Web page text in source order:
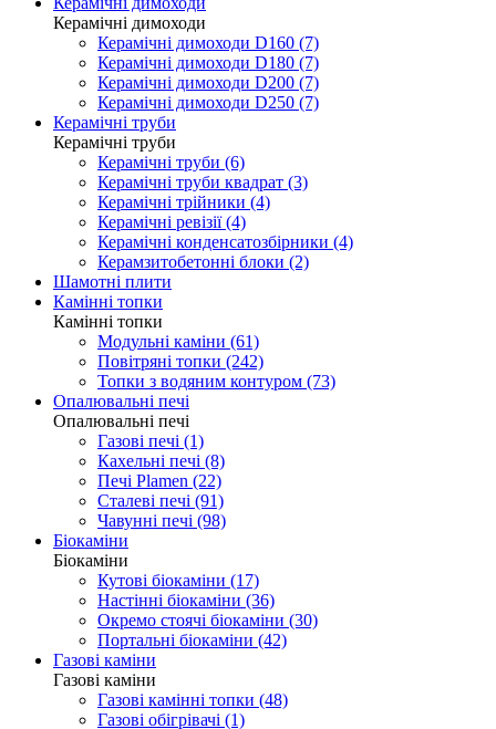
Керамічні димоходи
Керамічні димоходи D160 (7)
Керамічні димоходи D180 (7)
Керамічні димоходи D200 (7)
Керамічні димоходи D250 (7)
Керамічні труби
Керамічні труби
Керамічні труби (6)
Керамічні труби квадрат (3)
Керамічні трійники (4)
Керамічні ревізії (4)
Керамічні конденсатозбірники (4)
Керамзитобетонні блоки (2)
Шамотні плити
Камінні топки
Камінні топки
Модульні каміни (61)
Повітряні топки (242)
Топки з водяним контуром (73)
Опалювальні печі
Опалювальні печі
Газові печі (1)
Кахельні печі (8)
Печі Plamen (22)
Сталеві печі (91)
Чавунні печі (98)
Біокаміни
Біокаміни
Кутові біокаміни (17)
Настінні біокаміни (36)
Окремо стоячі біокаміни (30)
Портальні біокаміни (42)
Газові каміни
Газові каміни
Газові камінні топки (48)
Газові обігрівачі (1)